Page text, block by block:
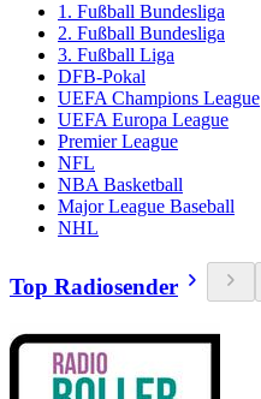
1. Fußball Bundesliga
2. Fußball Bundesliga
3. Fußball Liga
DFB-Pokal
UEFA Champions League
UEFA Europa League
Premier League
NFL
NBA Basketball
Major League Baseball
NHL
Top Radiosender